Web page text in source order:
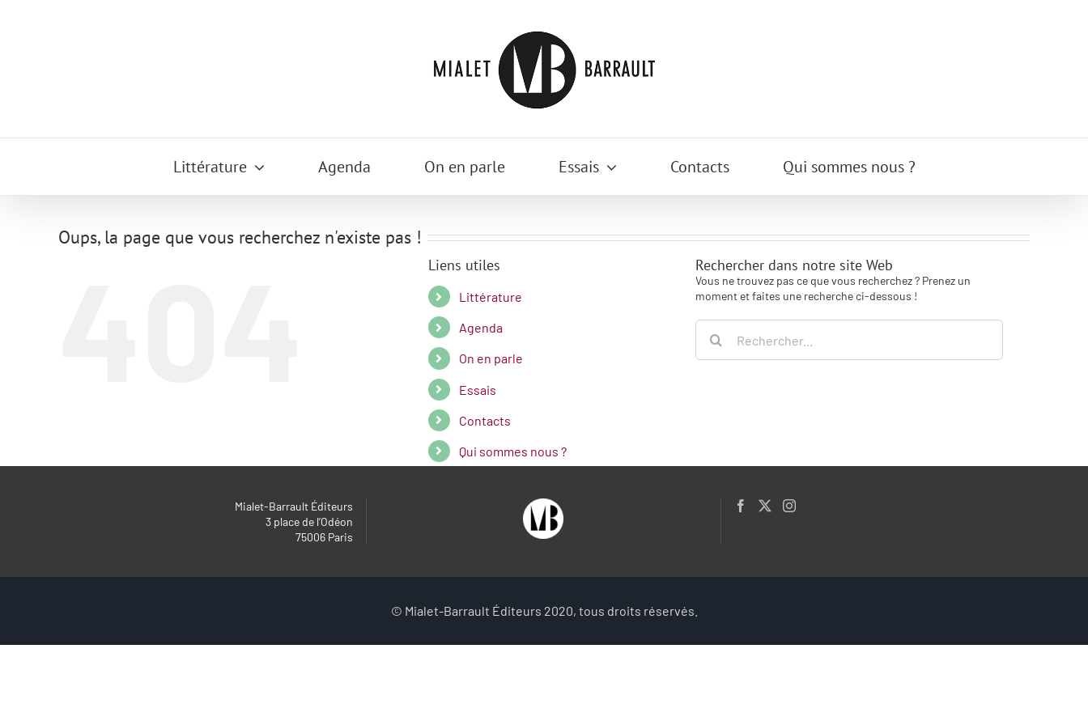
Littérature Agenda On en parle Essais Contacts Qui sommes nous ?
Oups, la page que vous recherchez n'existe pas !
Liens utiles
Littérature
Agenda
On en parle
Essais
Contacts
Qui sommes nous ?
Rechercher dans notre site Web
Vous ne trouvez pas ce que vous recherchez ? Prenez un
moment et faites une recherche ci-dessous !
Rechercher:
Mialet-Barrault Éditeurs
3 place de l’Odéon
75006 Paris
© Mialet-Barrault Éditeurs 2020, tous droits réservés.